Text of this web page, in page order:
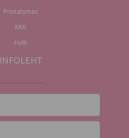
Pristatymas
KKK
Halb
INFOLEHT